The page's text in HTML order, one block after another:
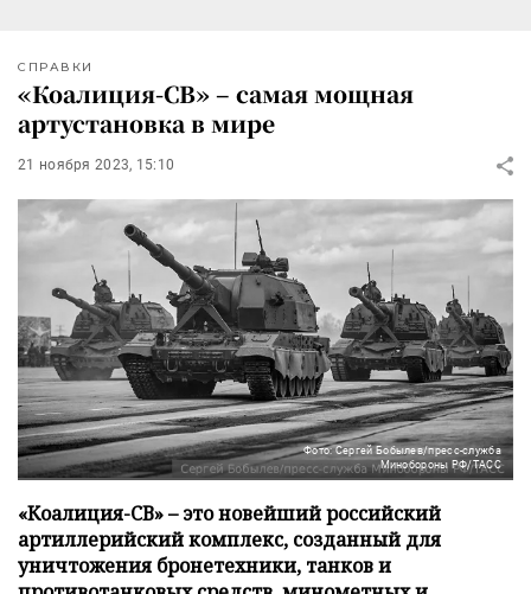
СПРАВКИ
«Коалиция-СВ» – самая мощная
артустановка в мире
21 ноября 2023, 15:10
Фото: Сергей Бобылев/пресс-служба
Минобороны РФ/ТАСС
«Коалиция-СВ» – это новейший российский
артиллерийский комплекс, созданный для
уничтожения бронетехники, танков и